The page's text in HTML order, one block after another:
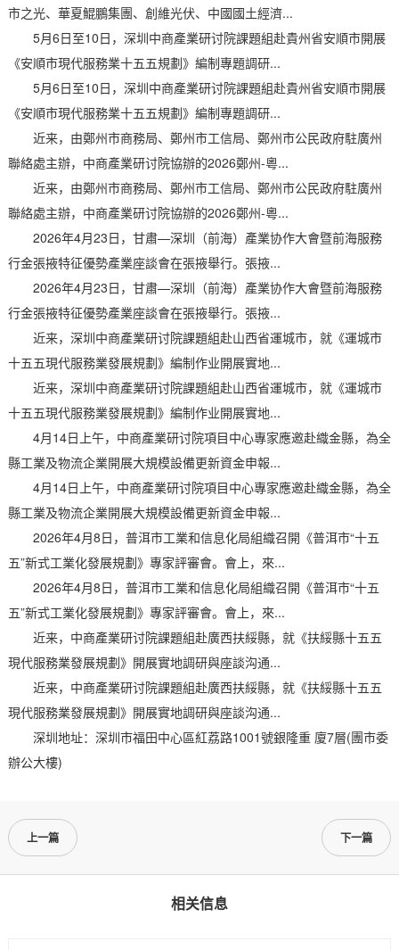
市之光、華夏鯤鵬集團、創維光伏、中國國土經濟...
5月6日至10日，深圳中商產業研讨院課題組赴貴州省安順市開展
《安順市現代服務業十五五規劃》編制專題調研...
5月6日至10日，深圳中商產業研讨院課題組赴貴州省安順市開展
《安順市現代服務業十五五規劃》編制專題調研...
近来，由鄭州市商務局、鄭州市工信局、鄭州市公民政府駐廣州
聯絡處主辦，中商產業研讨院協辦的2026鄭州-粵...
近来，由鄭州市商務局、鄭州市工信局、鄭州市公民政府駐廣州
聯絡處主辦，中商產業研讨院協辦的2026鄭州-粵...
2026年4月23日，甘肅—深圳（前海）產業协作大會暨前海服務
行金張掖特征優勢產業座談會在張掖舉行。張掖...
2026年4月23日，甘肅—深圳（前海）產業协作大會暨前海服務
行金張掖特征優勢產業座談會在張掖舉行。張掖...
近来，深圳中商產業研讨院課題組赴山西省運城市，就《運城市
十五五現代服務業發展規劃》編制作业開展實地...
近来，深圳中商產業研讨院課題組赴山西省運城市，就《運城市
十五五現代服務業發展規劃》編制作业開展實地...
4月14日上午，中商產業研讨院項目中心專家應邀赴織金縣，為全
縣工業及物流企業開展大規模設備更新資金申報...
4月14日上午，中商產業研讨院項目中心專家應邀赴織金縣，為全
縣工業及物流企業開展大規模設備更新資金申報...
2026年4月8日，普洱市工業和信息化局組織召開《普洱市“十五
五”新式工業化發展規劃》專家評審會。會上，來...
2026年4月8日，普洱市工業和信息化局組織召開《普洱市“十五
五”新式工業化發展規劃》專家評審會。會上，來...
近来，中商產業研讨院課題組赴廣西扶綏縣，就《扶綏縣十五五
現代服務業發展規劃》開展實地調研與座談沟通...
近来，中商產業研讨院課題組赴廣西扶綏縣，就《扶綏縣十五五
現代服務業發展規劃》開展實地調研與座談沟通...
深圳地址：深圳市福田中心區紅荔路1001號銀隆重 廈7層(團市委
辦公大樓)
上一篇 下一篇
相关信息